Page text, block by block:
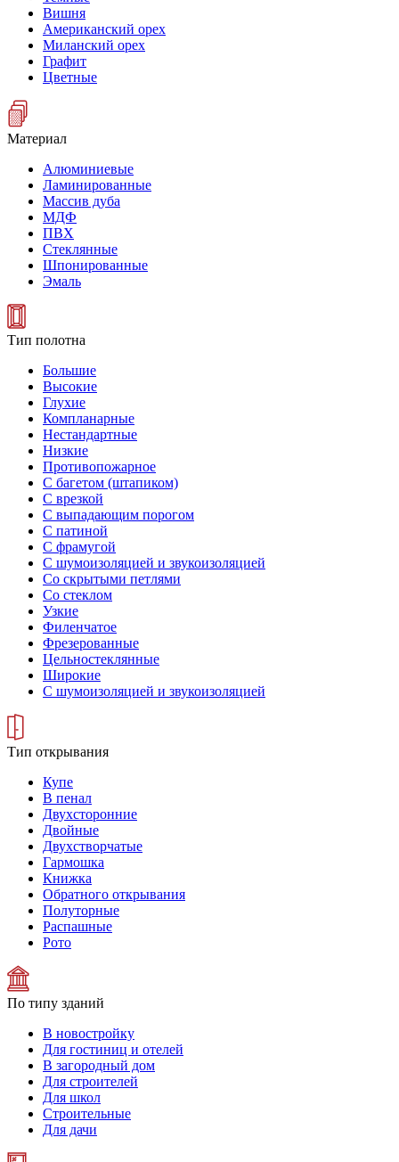
Вишня
Американский орех
Миланский орех
Графит
Цветные
Материал
Алюминиевые
Ламинированные
Массив дуба
МДФ
ПВХ
Стеклянные
Шпонированные
Эмаль
Тип полотна
Большие
Высокие
Глухие
Компланарные
Нестандартные
Низкие
Противопожарное
С багетом (штапиком)
С врезкой
С выпадающим порогом
С патиной
С фрамугой
С шумоизоляцией и звукоизоляцией
Со скрытыми петлями
Со стеклом
Узкие
Филенчатое
Фрезерованные
Цельностеклянные
Широкие
С шумоизоляцией и звукоизоляцией
Тип открывания
Купе
В пенал
Двухсторонние
Двойные
Двухстворчатые
Гармошка
Книжка
Обратного открывания
Полуторные
Распашные
Рото
По типу зданий
В новостройку
Для гостиниц и отелей
В загородный дом
Для строителей
Для школ
Строительные
Для дачи